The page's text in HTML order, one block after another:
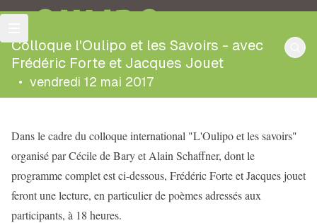
OULIPO
Colloque l'Oulipo et les Savoirs - avec
Frédéric Forte et Jacques Jouet
• vendredi 12 mai 2017
Dans le cadre du colloque international "L'Oulipo et les savoirs"
organisé par Cécile de Bary et Alain Schaffner, dont le
programme complet est ci-dessous, Frédéric Forte et Jacques jouet
feront une lecture, en particulier de poèmes adressés aux
participants, à 18 heures.